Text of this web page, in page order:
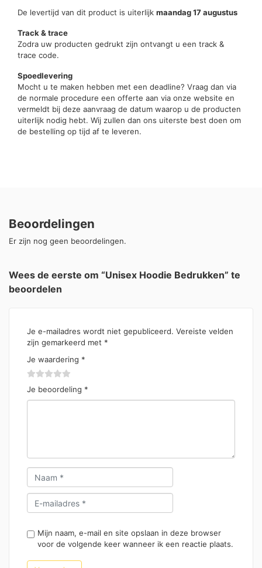
De levertijd van dit product is uiterlijk maandag 17 augustus
Track & trace
Zodra uw producten gedrukt zijn ontvangt u een track &
trace code.
Spoedlevering
Mocht u te maken hebben met een deadline? Vraag dan via
de normale procedure een offerte aan via onze website en
vermeldt bij deze aanvraag de datum waarop u de producten
uiterlijk nodig hebt. Wij zullen dan ons uiterste best doen om
de bestelling op tijd af te leveren.
Beoordelingen
Er zijn nog geen beoordelingen.
Wees de eerste om “Unisex Hoodie Bedrukken” te
beoordelen
Je e-mailadres wordt niet gepubliceerd. Vereiste velden
zijn gemarkeerd met *
Je waardering *
Je beoordeling *
Mijn naam, e-mail en site opslaan in deze browser
voor de volgende keer wanneer ik een reactie plaats.